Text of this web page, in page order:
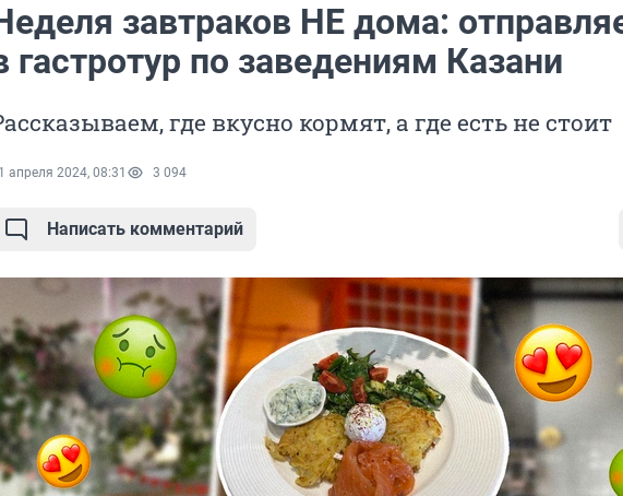
завтраков НЕ дома:
гастротур по заведениям Казани
где вкусно кормят, а где есть не стоит
апреля 2024, 08:31 3 094
Написать комментарий